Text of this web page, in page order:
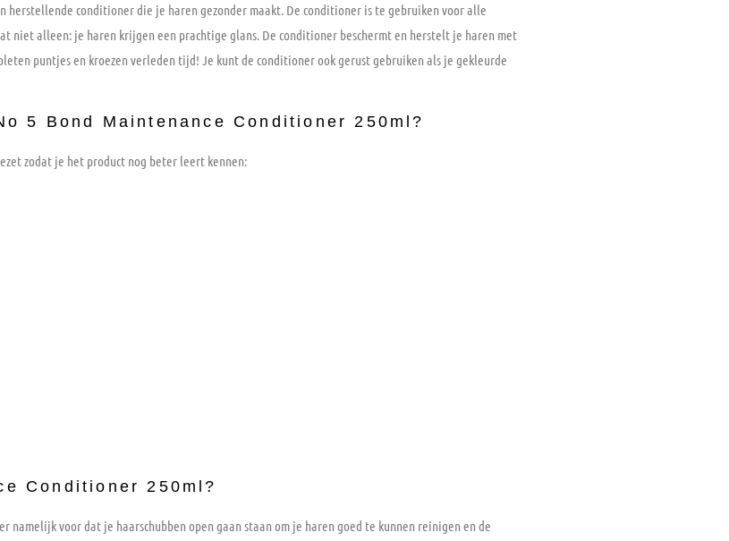
herstellende conditioner die je haren gezonder maakt. De conditioner is te gebruiken voor alle
niet alleen: je haren krijgen een prachtige glans. De conditioner beschermt en herstelt je haren met
puntjes en kroezen verleden tijd! Je kunt de conditioner ook gerust gebruiken als je gekleurde
5 Bond Maintenance Conditioner 250ml?
zodat je het product nog beter leert kennen:
Conditioner 250ml?
voor dat je haarschubben open gaan staan om je haren goed te kunnen reinigen en de